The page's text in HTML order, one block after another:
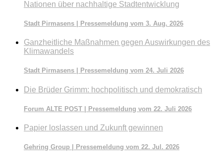
Nationen über nachhaltige Stadtentwicklung
Stadt Pirmasens | Pressemeldung vom 3. Aug. 2026
Ganzheitliche Maßnahmen gegen Auswirkungen des
Klimawandels
Stadt Pirmasens | Pressemeldung vom 24. Juli 2026
Die Brüder Grimm: hochpolitisch und demokratisch
Forum ALTE POST | Pressemeldung vom 22. Juli 2026
Papier loslassen und Zukunft gewinnen
Gehring Group | Pressemeldung vom 22. Jul. 2026